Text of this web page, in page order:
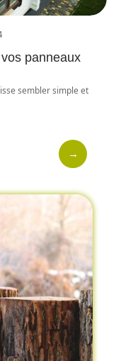
panneaux
sembler simple et